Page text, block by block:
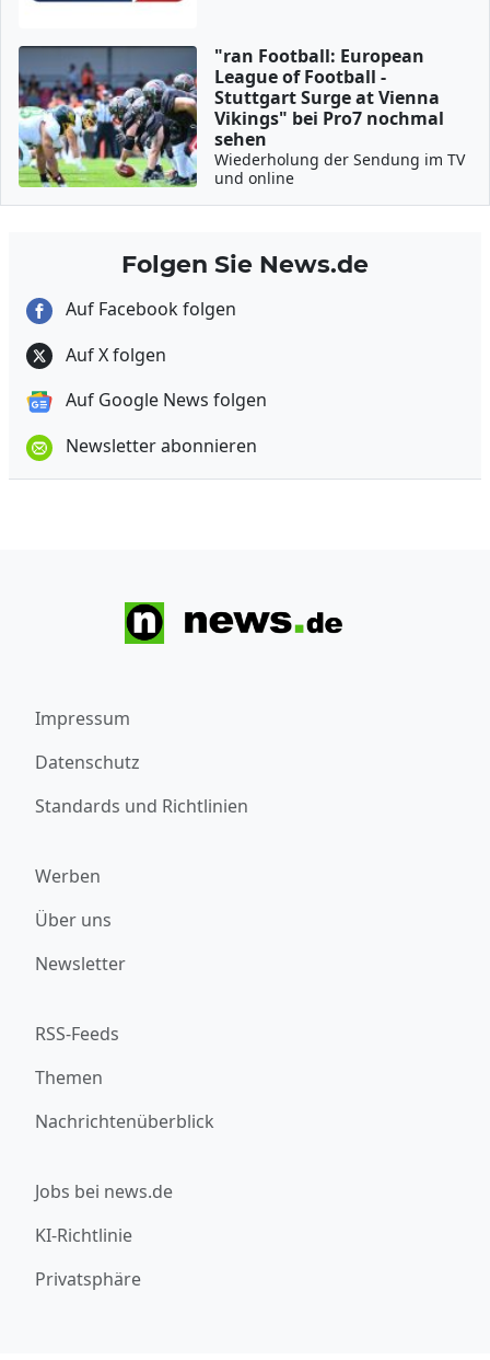
"ran Football: European
League of Football -
Stuttgart Surge at Vienna
Vikings" bei Pro7 nochmal
sehen
Wiederholung der Sendung im TV
und online
Folgen Sie News.de
Auf Facebook folgen
Auf X folgen
Auf Google News folgen
Newsletter abonnieren
Impressum
Datenschutz
Standards und Richtlinien
Werben
Über uns
Newsletter
RSS-Feeds
Themen
Nachrichtenüberblick
Jobs bei news.de
KI-Richtlinie
Privatsphäre